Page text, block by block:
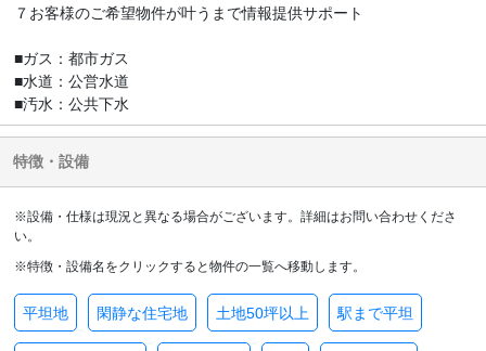
７お客様のご希望物件が叶うまで情報提供サポート
■ガス：都市ガス
■水道：公営水道
■汚水：公共下水
特徴・設備
※設備・仕様は現況と異なる場合がございます。詳細はお問い合わせくださ
い。
※特徴・設備名をクリックすると物件の一覧へ移動します。
平坦地 閑静な住宅地 土地50坪以上 駅まで平坦